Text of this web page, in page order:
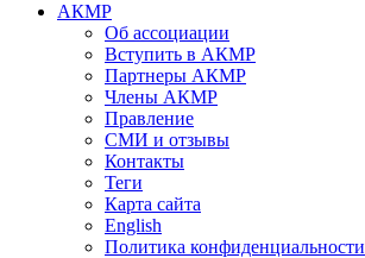
АКМР
Об ассоциации
Вступить в АКМР
Партнеры АКМР
Члены АКМР
Правление
СМИ и отзывы
Контакты
Теги
Карта сайта
English
Политика конфиденциальности